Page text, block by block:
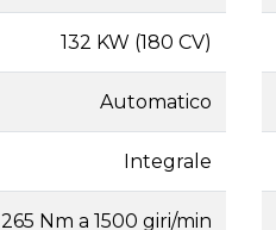
132 KW (180 CV)
Automatico
Integrale
265 Nm a 1500 giri/min